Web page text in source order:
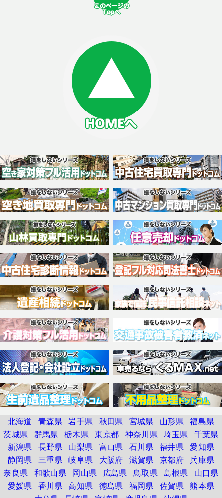
北海道 青森県 岩手県 秋田県 宮城県 山形県 福島県
茨城県 群馬県 栃木県 東京都 神奈川県 埼玉県 千葉県
新潟県 長野県 山梨県 富山県 石川県 福井県 愛知県
静岡県 三重県 岐阜県 大阪府 滋賀県 京都府 兵庫県
奈良県 和歌山県 岡山県 広島県 鳥取県 島根県
山口県
愛媛県 香川県 高知県 徳島県 福岡県 佐賀県 熊本県